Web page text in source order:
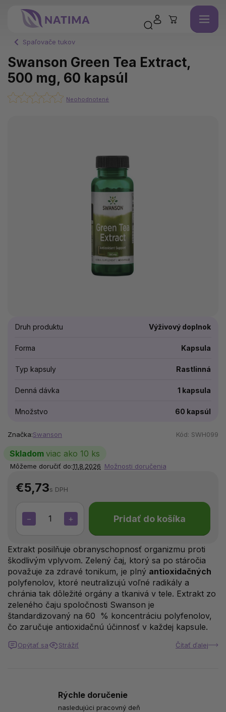
Spaľovače tukov
Swanson Green Tea Extract,
500 mg, 60 kapsúl
Neohodnotené
€5,73s DPH
+
− Pridať do košíka
Extrakt posilňuje obranyschopnosť organizmu proti
škodlivým vplyvom. Zelený čaj, ktorý sa po stáročia
považuje za zdravé tonikum, je plný antioxidačných
polyfenolov, ktoré neutralizujú voľné radikály a
chránia tak dôležité orgány a tkanivá v tele. Extrakt zo
zeleného čaju spoločnosti Swanson je
štandardizovaný na 60 % koncentráciu polyfenolov,
čo zaručuje antioxidačnú účinnosť v každej kapsule.
Čítať ďalej
Opýtať sa Strážiť
Značka:Swanson Kód: SWH099
Druh produktu Výživový doplnok
Forma Kapsula
Typ kapsuly Rastlinná
Denná dávka 1 kapsula
Množstvo 60 kapsúl
Skladom viac ako 10 ks
Môžeme doručiť do:11.8.2026 Možnosti doručenia
Rýchle doručenie
nasledujúci pracovný deň